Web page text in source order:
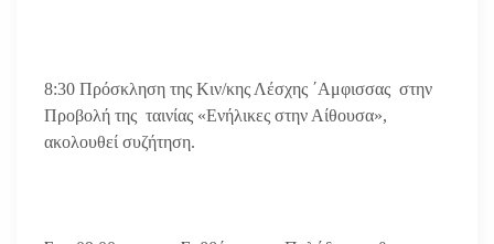
8:30 Πρόσκληση της Κιν/κης Λέσχης ΄Αμφισσας στην
Προβολή της ταινίας «Ενήλικες στην Αίθουσα»,
ακολουθεί συζήτηση.